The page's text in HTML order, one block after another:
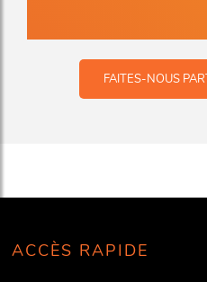
FAITES-NOUS
ACCÈS RAPIDE